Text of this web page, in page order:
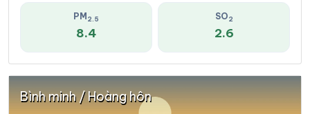
PM 2.5
8.4
SO2
2.6
Bình minh / Hoàng hôn